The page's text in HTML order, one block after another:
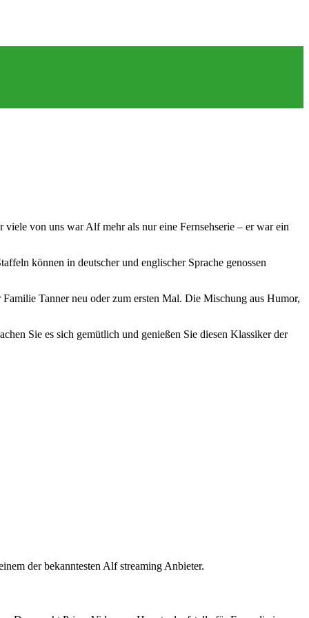
von uns war Alf mehr als nur eine Fernsehserie – er war ein
können in deutscher und englischer Sprache genossen
Tanner neu oder zum ersten Mal. Die Mischung aus Humor,
Sie es sich gemütlich und genießen Sie diesen Klassiker der
der bekanntesten Alf streaming Anbieter.